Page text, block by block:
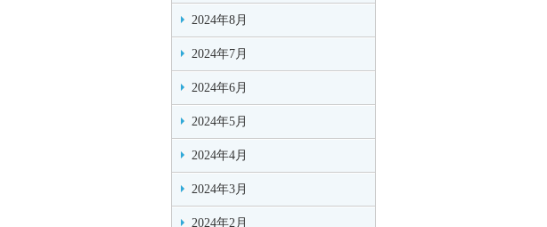
2024年8月
2024年7月
2024年6月
2024年5月
2024年4月
2024年3月
2024年2月